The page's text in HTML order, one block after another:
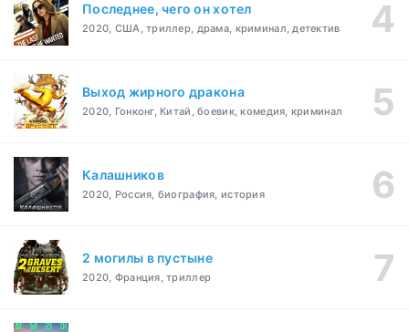
Последнее, чего он хотел
2020, США, триллер, драма, криминал, детектив
Выход жирного дракона
2020, Гонконг, Китай, боевик, комедия, криминал
Калашников
2020, Россия, биография, история
2 могилы в пустыне
2020, Франция, триллер